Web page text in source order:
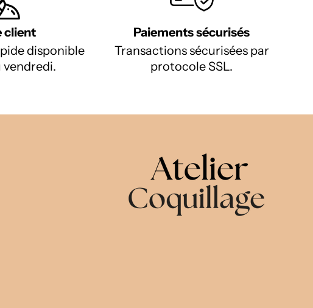
client
disponible
vendredi.
Paiements sécurisés
Transactions sécurisées par
protocole SSL.